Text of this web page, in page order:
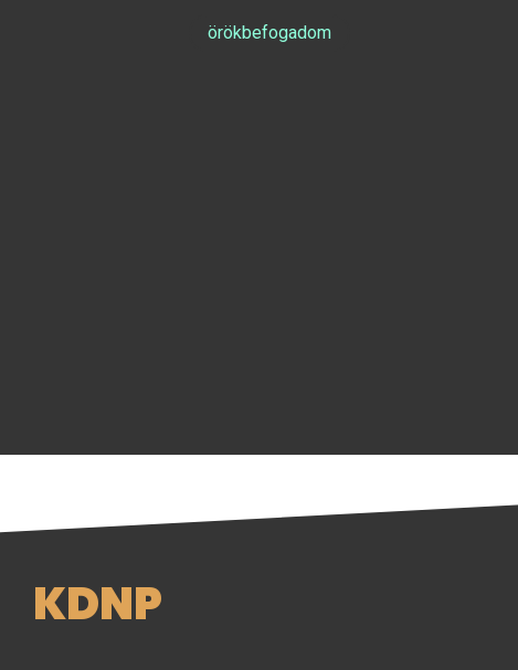
örökbefogadom
KDNP